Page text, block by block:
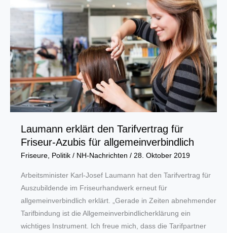
30
„Sterne
über
uns“
läuft
als
Eröffnungsfilm
Laumann erklärt den Tarifvertrag für
Friseur-Azubis für allgemeinverbindlich
Friseure, Politik/ NH-Nachrichten / 28. Oktober 2019
Arbeitsminister Karl-Josef Laumann hat den Tarifvertrag für
Auszubildende im Friseurhandwerk erneut für
allgemeinverbindlich erklärt. „Gerade in Zeiten abnehmender
Tarifbindung ist die Allgemeinverbindlicherklärung ein
wichtiges Instrument. Ich freue mich, dass die Tarifpartner